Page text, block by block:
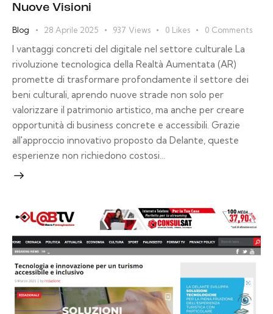
Nuove Visioni
Blog 28 Aprile 2025 937 Views 0 Likes 0 Comments
I vantaggi concreti del digitale nel settore culturale La
rivoluzione tecnologica della Realtà Aumentata (AR)
promette di trasformare profondamente il settore dei
beni culturali, aprendo nuove strade non solo per
valorizzare il patrimonio artistico, ma anche per creare
opportunità di business concrete e accessibili. Grazie
all'approccio innovativo proposto da Delante, queste
esperienze non richiedono costosi…